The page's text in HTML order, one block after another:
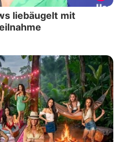
liebäugelt mit